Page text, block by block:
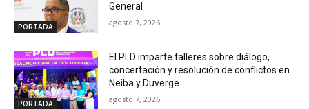
PORTADA
General
agosto 7, 2026
PORTADA
El PLD imparte talleres sobre diálogo,
concertación y resolución de conflictos en
Neiba y Duverge
agosto 7, 2026